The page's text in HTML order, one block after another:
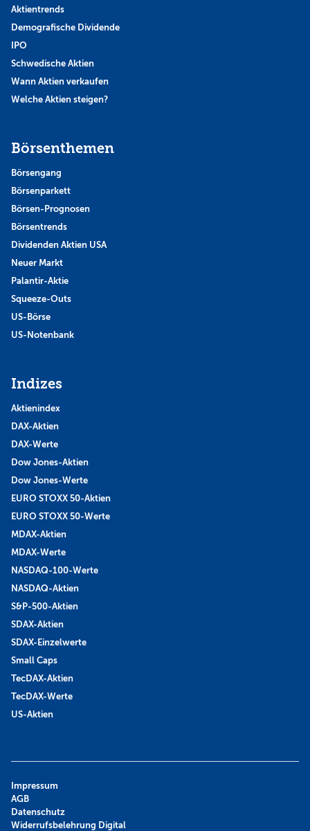
Aktientrends
Demografische Dividende
IPO
Schwedische Aktien
Wann Aktien verkaufen
Welche Aktien steigen?
Börsenthemen
Börsengang
Börsenparkett
Börsen-Prognosen
Börsentrends
Dividenden Aktien USA
Neuer Markt
Palantir-Aktie
Squeeze-Outs
US-Börse
US-Notenbank
Indizes
Aktienindex
DAX-Aktien
DAX-Werte
Dow Jones-Aktien
Dow Jones-Werte
EURO STOXX 50-Aktien
EURO STOXX 50-Werte
MDAX-Aktien
MDAX-Werte
NASDAQ-100-Werte
NASDAQ-Aktien
S&P-500-Aktien
SDAX-Aktien
SDAX-Einzelwerte
Small Caps
TecDAX-Aktien
TecDAX-Werte
US-Aktien
Impressum
AGB
Datenschutz
Widerrufsbelehrung Digital